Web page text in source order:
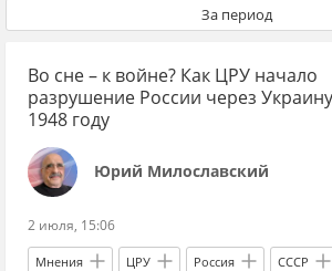
За период
Во сне – к войне? Как ЦРУ начало
разрушение России через
1948 году
Юрий Милославский
2 июля, 15:06
Мнения ЦРУ Россия СССР